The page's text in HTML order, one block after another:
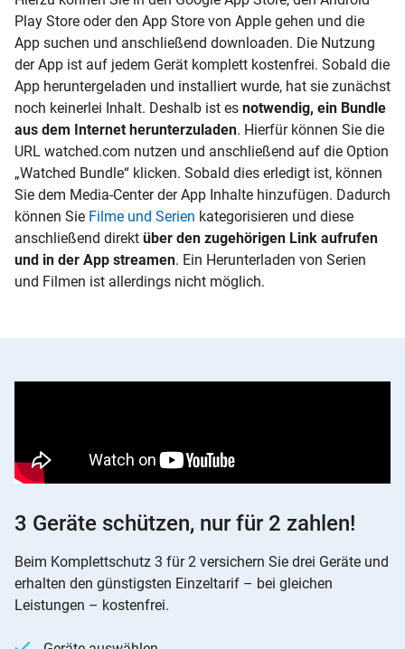
Play Store oder den App Store von Apple gehen und die
App suchen und anschließend downloaden. Die Nutzung
der App ist auf jedem Gerät komplett kostenfrei. Sobald die
App heruntergeladen und installiert wurde, hat sie zunächst
noch keinerlei Inhalt. Deshalb ist es notwendig, ein Bundle
aus dem Internet herunterzuladen. Hierfür können Sie die
URL watched.com nutzen und anschließend auf die Option
„Watched Bundle“ klicken. Sobald dies erledigt ist, können
Sie dem Media-Center der App Inhalte hinzufügen. Dadurch
können Sie Filme und Serien kategorisieren und diese
anschließend direkt über den zugehörigen Link aufrufen
und in der App streamen. Ein Herunterladen von Serien
und Filmen ist allerdings nicht möglich.
3 Geräte schützen, nur für 2 zahlen!
Beim Komplettschutz 3 für 2 versichern Sie drei Geräte und
erhalten den günstigsten Einzeltarif – bei gleichen
Leistungen – kostenfrei.